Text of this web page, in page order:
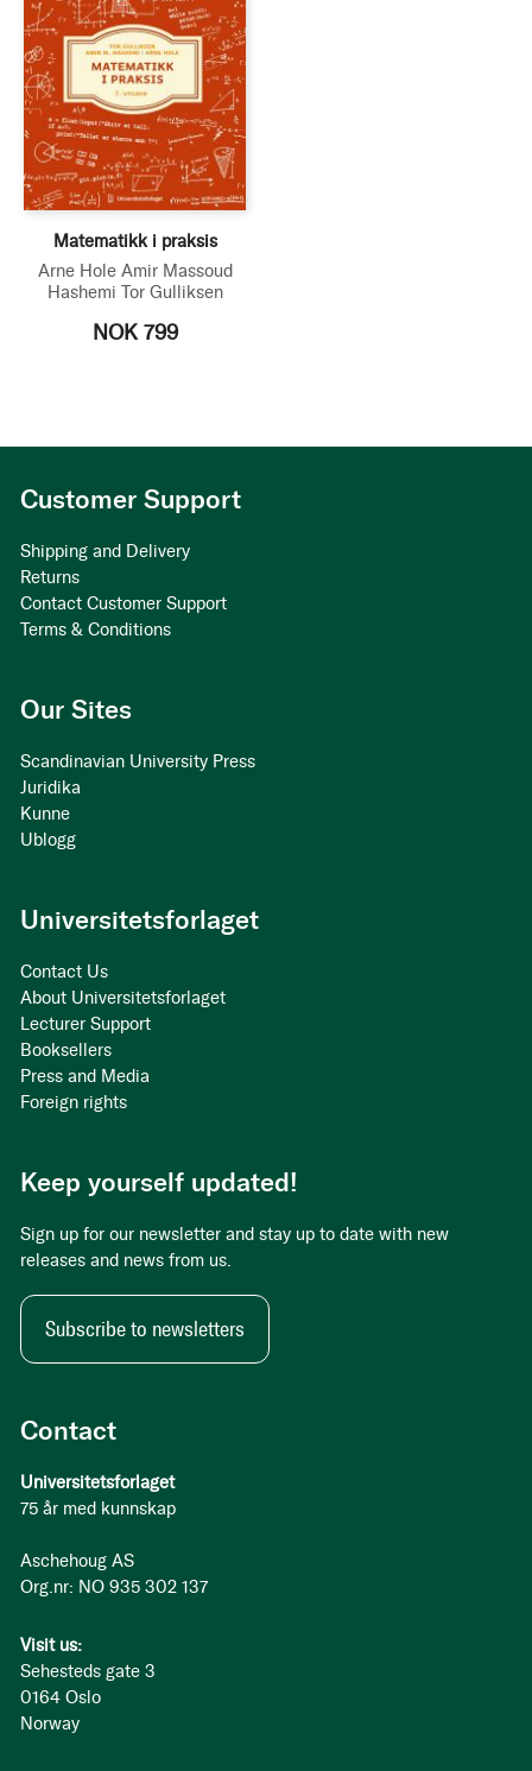
Matematikk i praksis
Arne Hole Amir Massoud
Hashemi Tor Gulliksen
NOK 799
Contact
Universitetsforlaget
75 år med kunnskap
Aschehoug AS
Org.nr: NO 935 302 137
Visit us:
Sehesteds gate 3
0164 Oslo
Norway
Customer Support
Shipping and Delivery
Returns
Contact Customer Support
Terms & Conditions
Our Sites
Scandinavian University Press
Juridika
Kunne
Ublogg
Universitetsforlaget
Contact Us
About Universitetsforlaget
Lecturer Support
Booksellers
Press and Media
Foreign rights
Keep yourself updated!
Sign up for our newsletter and stay up to date with new
releases and news from us.
Subscribe to newsletters